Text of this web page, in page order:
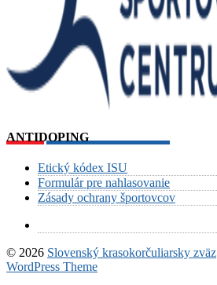
ANTIDOPING
Etický kódex ISU
Formulár pre nahlasovanie
Zásady ochrany športovcov
© 2026 Slovenský krasokorčuliarsky zväz
WordPress Theme